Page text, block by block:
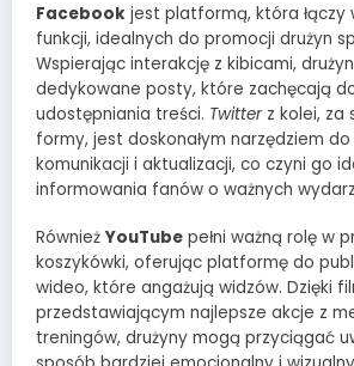
Facebook jest platformą, która łączy
funkcji, idealnych do promocji drużyn
Wspierając interakcję z kibicami,
dedykowane posty, które zachęcają
udostępniania treści. Twitterz kolei, za
formy, jest doskonałym narzędziem do
komunikacji i aktualizacji, co czyni go
informowania fanów o ważnych
Również YouTube pełni ważną rolę w
koszykówki, oferując platformę do
wideo, które angażują widzów. Dzięki
przedstawiającym najlepsze akcje z
treningów, drużyny mogą przyciągać